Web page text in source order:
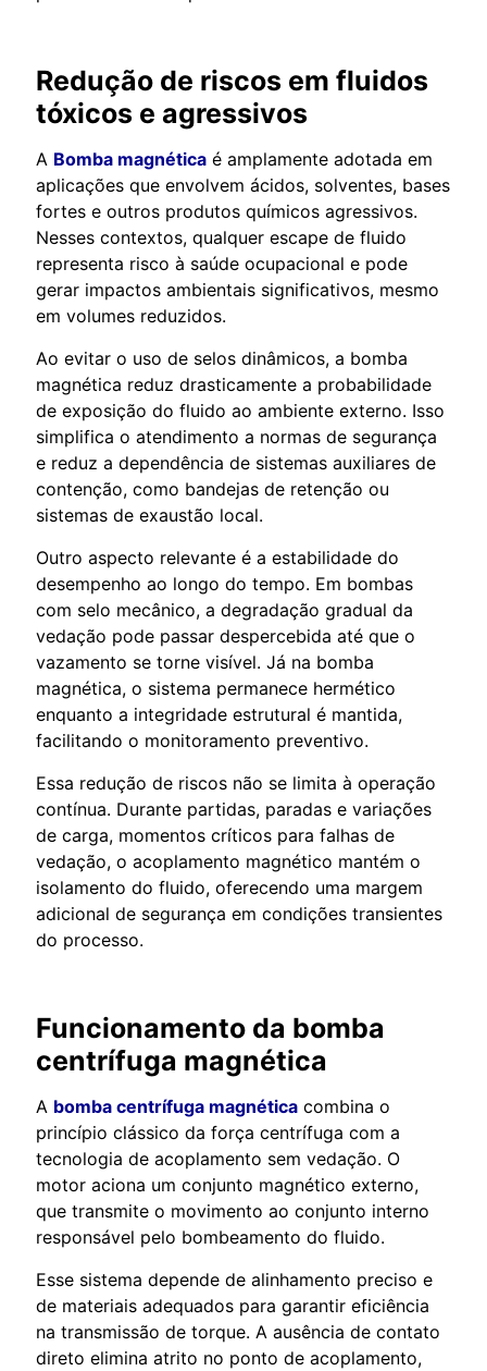
Redução de riscos em fluidos
tóxicos e agressivos
A Bomba magnética é amplamente adotada em
aplicações que envolvem ácidos, solventes, bases
fortes e outros produtos químicos agressivos.
Nesses contextos, qualquer escape de fluido
representa risco à saúde ocupacional e pode
gerar impactos ambientais significativos, mesmo
em volumes reduzidos.
Ao evitar o uso de selos dinâmicos, a bomba
magnética reduz drasticamente a probabilidade
de exposição do fluido ao ambiente externo. Isso
simplifica o atendimento a normas de segurança
e reduz a dependência de sistemas auxiliares de
contenção, como bandejas de retenção ou
sistemas de exaustão local.
Outro aspecto relevante é a estabilidade do
desempenho ao longo do tempo. Em bombas
com selo mecânico, a degradação gradual da
vedação pode passar despercebida até que o
vazamento se torne visível. Já na bomba
magnética, o sistema permanece hermético
enquanto a integridade estrutural é mantida,
facilitando o monitoramento preventivo.
Essa redução de riscos não se limita à operação
contínua. Durante partidas, paradas e variações
de carga, momentos críticos para falhas de
vedação, o acoplamento magnético mantém o
isolamento do fluido, oferecendo uma margem
adicional de segurança em condições transientes
do processo.
Funcionamento da bomba
centrífuga magnética
A bomba centrífuga magnética combina o
princípio clássico da força centrífuga com a
tecnologia de acoplamento sem vedação. O
motor aciona um conjunto magnético externo,
que transmite o movimento ao conjunto interno
responsável pelo bombeamento do fluido.
Esse sistema depende de alinhamento preciso e
de materiais adequados para garantir eficiência
na transmissão de torque. A ausência de contato
direto elimina atrito no ponto de acoplamento,